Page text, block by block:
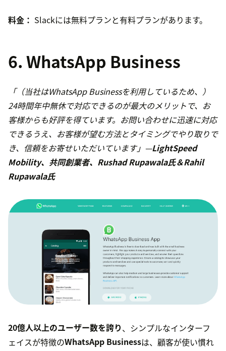
料金： Slackには無料プランと有料プランがあります。
6. WhatsApp Business
「（当社はWhatsApp Businessを利用しているため、）
24時間年中無休で対応できるのが最大のメリットで、お
客様からも好評を得ています。お問い合わせに迅速に対応
できるうえ、お客様が望む方法とタイミングでやり取りで
き、信頼をお寄せいただいています」—LightSpeed
Mobility、共同創業者、Rushad Rupawala氏＆Rahil
Rupawala氏
20億人以上のユーザー数を誇り、シンプルなインターフ
ェイスが特徴のWhatsApp Businessは、顧客が使い慣れ